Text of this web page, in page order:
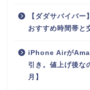
【ダダサバイバー
おすすめ時間帯と
iPhone Airが
引き。値上げ後な
月】